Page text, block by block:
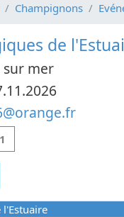
Champignons
de
sur mer
1
l'Estuaire